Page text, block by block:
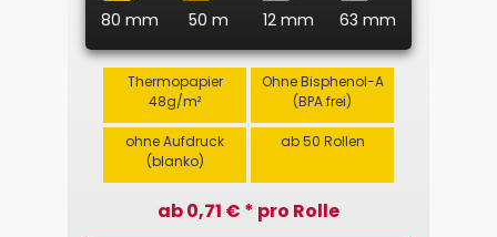
80 mm 50 m 12 mm 63 mm
Thermopapier
48g/m²
Ohne Bisphenol-A
(BPA frei)
ohne Aufdruck
(blanko)
ab 50 Rollen
ab 0,71 € * pro Rolle